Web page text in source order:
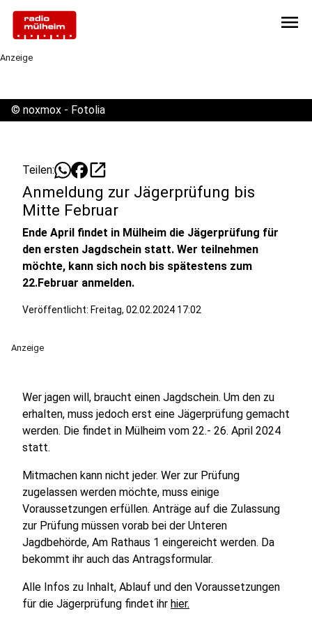
menu
Anzeige
© noxmox - Fotolia
Teilen: open_in_new
Anmeldung zur Jägerprüfung bis
Mitte Februar
Ende April findet in Mülheim die Jägerprüfung für
den ersten Jagdschein statt. Wer teilnehmen
möchte, kann sich noch bis spätestens zum
22.Februar anmelden.
Veröffentlicht: Freitag, 02.02.2024 17:02
Anzeige
Wer jagen will, braucht einen Jagdschein. Um den zu
erhalten, muss jedoch erst eine Jägerprüfung gemacht
werden. Die findet in Mülheim vom 22.- 26. April 2024
statt.
Mitmachen kann nicht jeder. Wer zur Prüfung
zugelassen werden möchte, muss einige
Voraussetzungen erfüllen. Anträge auf die Zulassung
zur Prüfung müssen vorab bei der Unteren
Jagdbehörde, Am Rathaus 1 eingereicht werden. Da
bekommt ihr auch das Antragsformular.
Alle Infos zu Inhalt, Ablauf und den Voraussetzungen
für die Jägerprüfung findet ihr hier.